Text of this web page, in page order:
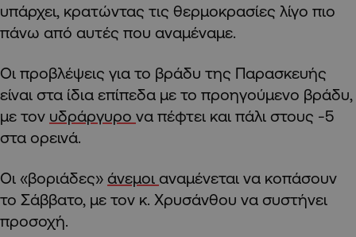
υπάρχει, κρατώντας τις θερμοκρασίες λίγο πιο
πάνω από αυτές που αναμέναμε.
Οι προβλέψεις για το βράδυ της Παρασκευής
είναι στα ίδια επίπεδα με το προηγούμενο βράδυ,
με τον υδράργυρο να πέφτει και πάλι στους -5
στα ορεινά.
Οι «βοριάδες» άνεμοι αναμένεται να κοπάσουν
το Σάββατο, με τον κ. Χρυσάνθου να συστήνει
προσοχή.